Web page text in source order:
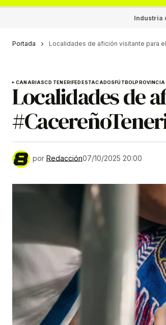
Industria
Portada Localidades de afición visitante para
CANARIASCD TENERIFEDESTACADOSFÚTBOLPROVINCIA
Localidades de
por Redacción07/10/2025 20:00